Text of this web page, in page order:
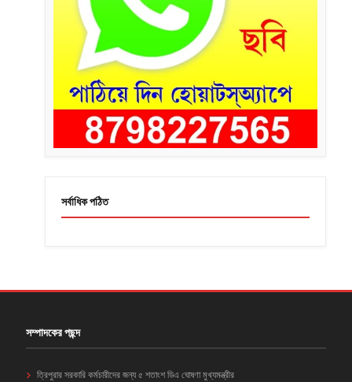
সর্বাধিক পঠিত
সম্পাদকের পছন্দ
ত্রিপুরার সরকারি কর্মচারীদের জন্য ৫ শতাংশ ডিএ ঘোষণা মুখ্যমন্ত্রীর